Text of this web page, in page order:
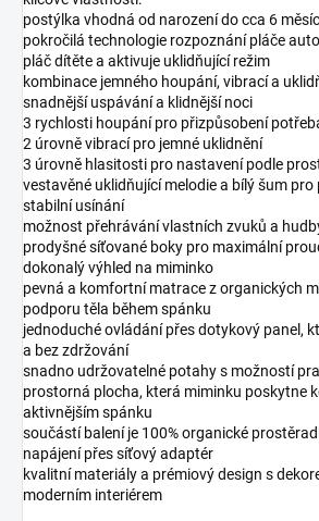
postýlka vhodná od narození do cca 6
pokročilá technologie rozpoznání pláče
pláč dítěte a aktivuje uklidňující režim
kombinace jemného houpání, vibrací a
snadnější uspávání a klidnější noci
3 rychlosti houpání pro přizpůsobení
2 úrovně vibrací pro jemné uklidnění
3 úrovně hlasitosti pro nastavení podle
vestavěné uklidňující melodie a bílý šum pro
stabilní usínání
možnost přehrávání vlastních zvuků a
prodyšné síťované boky pro maximální
dokonalý výhled na miminko
pevná a komfortní matrace z organických
podporu těla během spánku
jednoduché ovládání přes dotykový panel,
a bez zdržování
snadno udržovatelné potahy s možností
prostorná plocha, která miminku poskytne
aktivnějším spánku
součástí balení je 100% organické
napájení přes síťový adaptér
kvalitní materiály a prémiový design s
moderním interiérem